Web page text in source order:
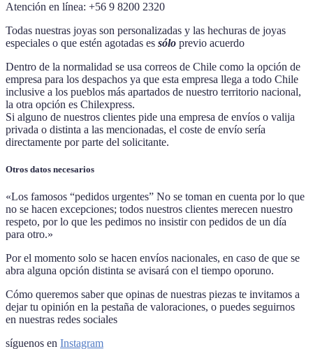
Atención en línea: +56 9 8200 2320
Todas nuestras joyas son personalizadas y las hechuras de joyas
especiales o que estén agotadas es sólo previo acuerdo
Dentro de la normalidad se usa correos de Chile como la opción de
empresa para los despachos ya que esta empresa llega a todo Chile
inclusive a los pueblos más apartados de nuestro territorio nacional,
la otra opción es Chilexpress.
Si alguno de nuestros clientes pide una empresa de envíos o valija
privada o distinta a las mencionadas, el coste de envío sería
directamente por parte del solicitante.
Otros datos necesarios
«Los famosos “pedidos urgentes” No se toman en cuenta por lo que
no se hacen excepciones; todos nuestros clientes merecen nuestro
respeto, por lo que les pedimos no insistir con pedidos de un día
para otro.»
Por el momento solo se hacen envíos nacionales, en caso de que se
abra alguna opción distinta se avisará con el tiempo oporuno.
Cómo queremos saber que opinas de nuestras piezas te invitamos a
dejar tu opinión en la pestaña de valoraciones, o puedes seguirnos
en nuestras redes sociales
síguenos en Instagram